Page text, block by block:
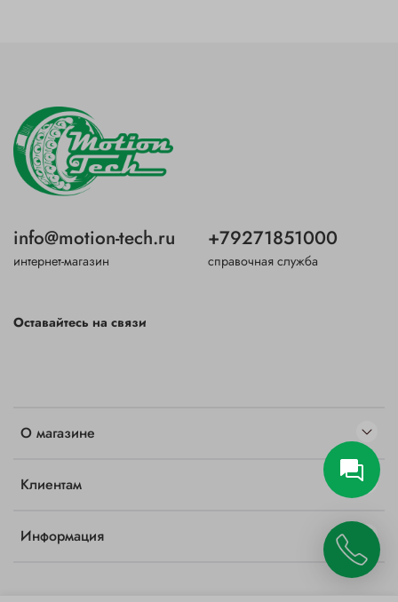
О магазине
Клиентам
Информация
info@motion-tech.ru
интернет-магазин
+79271851000
справочная служба
Оставайтесь на связи